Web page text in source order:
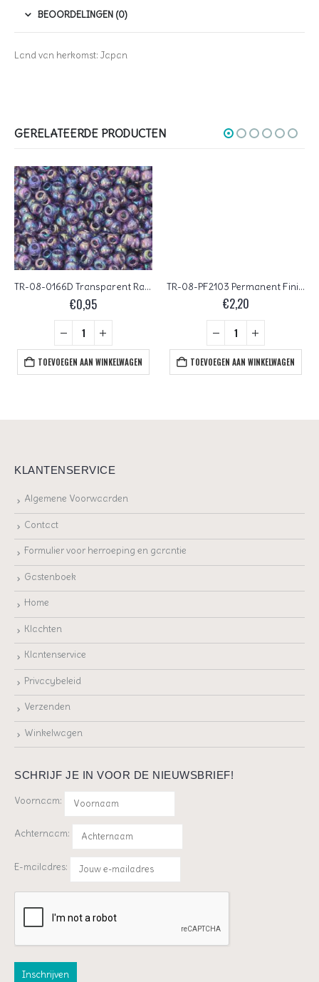
BEOORDELINGEN (0)
Land van herkomst: Japan
GERELATEERDE PRODUCTEN
TR-08-0166D Transparent Rainbow Sugar Plum
€0,95
TOEVOEGEN AAN WINKELWAGEN
TR-08-PF2103 Permanent Finish Silver Lined Milky Peridot
€2,20
TOEVOEGEN AAN WINKELWAGEN
KLANTENSERVICE
Algemene Voorwaarden
Contact
Formulier voor herroeping en garantie
Gastenboek
Home
Klachten
Klantenservice
Privacybeleid
Verzenden
Winkelwagen
SCHRIJF JE IN VOOR DE NIEUWSBRIEF!
Voornaam:
Achternaam:
E-mailadres: